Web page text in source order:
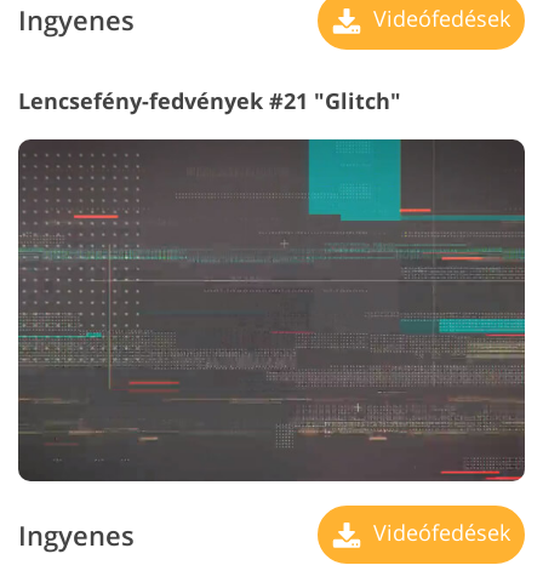
Ingyenes Videófedések
Lencsefény-fedvények #21 "Glitch"
Ingyenes Videófedések